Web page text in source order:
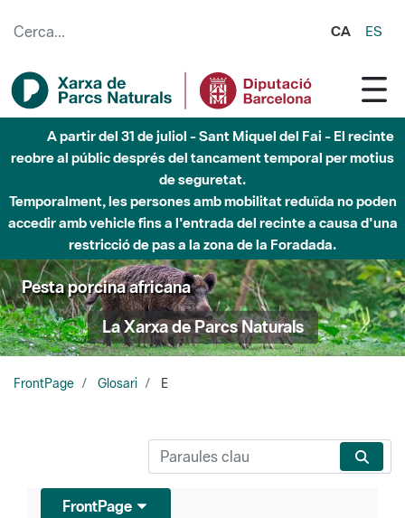
CA ES
A partir del 31 de juliol - Sant Miquel del Fai - El recinte
reobre al públic després del tancament temporal per motius
de seguretat.
Temporalment, les persones amb mobilitat reduïda no poden
accedir amb vehicle fins a l'entrada del recinte a causa d'una
restricció de pas a la zona de la Foradada.
Pesta porcina africana
La Xarxa de Parcs Naturals
FrontPage Glosari E
FrontPage